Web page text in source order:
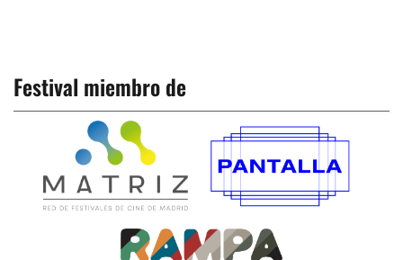
Festival miembro de